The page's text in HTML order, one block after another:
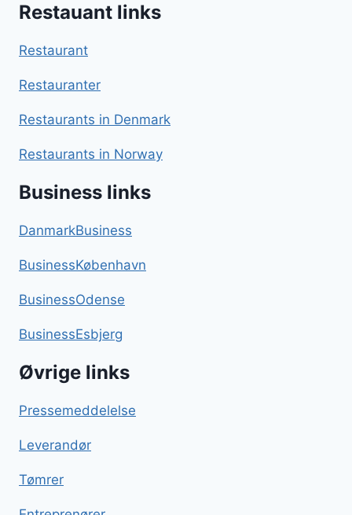
Restauant links
Restaurant
Restauranter
Restaurants in Denmark
Restaurants in Norway
Business links
DanmarkBusiness
BusinessKøbenhavn
BusinessOdense
BusinessEsbjerg
Øvrige links
Pressemeddelelse
Leverandør
Tømrer